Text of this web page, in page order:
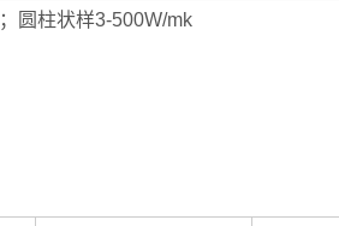
圆柱状样3-500W/mk